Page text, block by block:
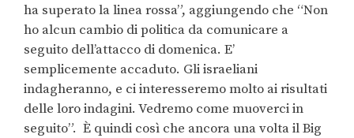
ha superato la linea rossa”, aggiungendo che “Non
ho alcun cambio di politica da comunicare a
seguito dell’attacco di domenica. E’
semplicemente accaduto. Gli israeliani
indagheranno, e ci interesseremo molto ai risultati
delle loro indagini. Vedremo come muoverci in
seguito”. È quindi così che ancora una volta il Big